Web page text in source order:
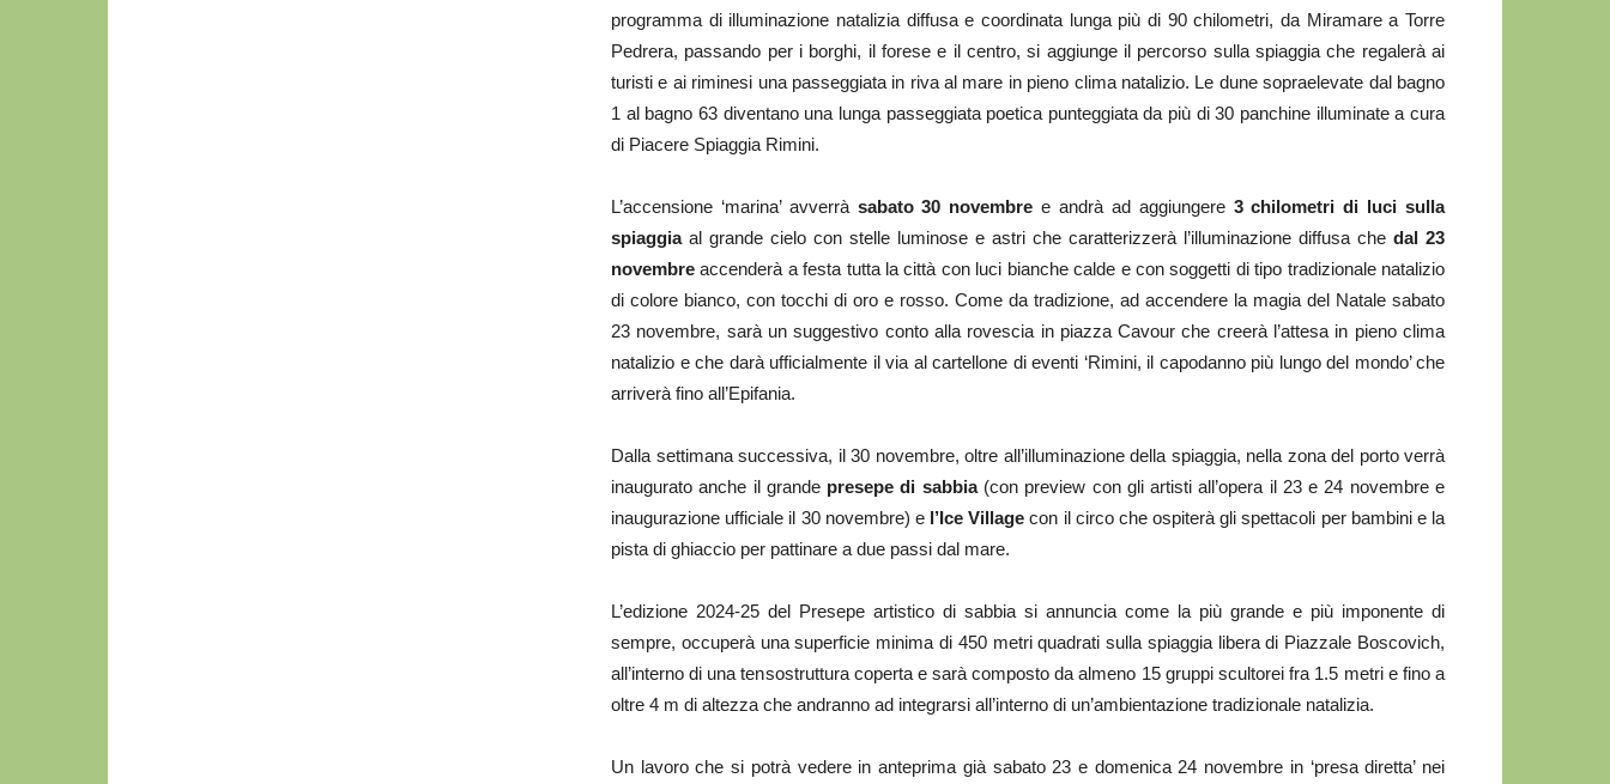
programma di illuminazione natalizia diffusa e coordinata lunga più di 90 chilometri, da Miramare a Torre
Pedrera, passando per i borghi, il forese e il centro, si aggiunge il percorso sulla spiaggia che regalerà ai
turisti e ai riminesi una passeggiata in riva al mare in pieno clima natalizio. Le dune sopraelevate dal bagno
1 al bagno 63 diventano una lunga passeggiata poetica punteggiata da più di 30 panchine illuminate a cura
di Piacere Spiaggia Rimini.
L’accensione ‘marina’ avverrà sabato 30 novembre e andrà ad aggiungere 3 chilometri di luci sulla
spiaggia al grande cielo con stelle luminose e astri che caratterizzerà l’illuminazione diffusa che dal 23
novembre accenderà a festa tutta la città con luci bianche calde e con soggetti di tipo tradizionale natalizio
di colore bianco, con tocchi di oro e rosso. Come da tradizione, ad accendere la magia del Natale sabato
23 novembre, sarà un suggestivo conto alla rovescia in piazza Cavour che creerà l’attesa in pieno clima
natalizio e che darà ufficialmente il via al cartellone di eventi ‘Rimini, il capodanno più lungo del mondo’ che
arriverà fino all’Epifania.
Dalla settimana successiva, il 30 novembre, oltre all’illuminazione della spiaggia, nella zona del porto verrà
inaugurato anche il grande presepe di sabbia(con preview con gli artisti all’opera il 23 e 24 novembre e
inaugurazione ufficiale il 30 novembre) e l’Ice Village con il circo che ospiterà gli spettacoli per bambini e la
pista di ghiaccio per pattinare a due passi dal mare.
L’edizione 2024-25 del Presepe artistico di sabbia si annuncia come la più grande e più imponente di
sempre, occuperà una superficie minima di 450 metri quadrati sulla spiaggia libera di Piazzale Boscovich,
all’interno di una tensostruttura coperta e sarà composto da almeno 15 gruppi scultorei fra 1.5 metri e fino a
oltre 4 m di altezza che andranno ad integrarsi all’interno di un’ambientazione tradizionale natalizia.
Un lavoro che si potrà vedere in anteprima già sabato 23 e domenica 24 novembre in ‘presa diretta’ nei